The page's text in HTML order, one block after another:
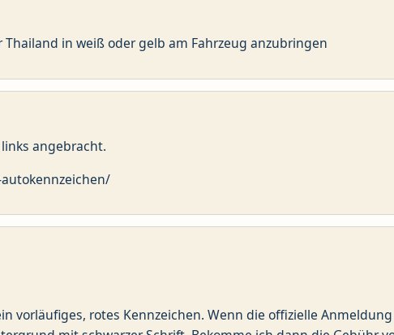
in weiß oder gelb am Fahrzeug anzubringen
angebracht.
vorläufiges, rotes Kennzeichen. Wenn die offizielle Anmeldung